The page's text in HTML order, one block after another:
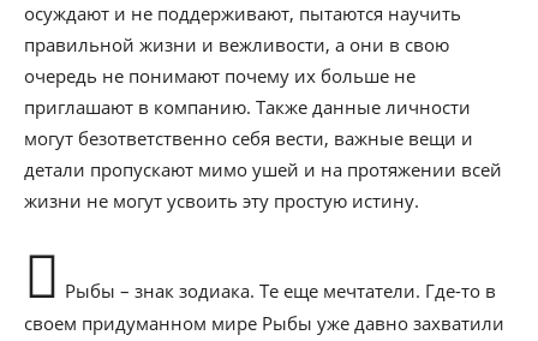
осуждают и не поддерживают, пытаются научить
правильной жизни и вежливости, а они в свою
очередь не понимают почему их больше не
приглашают в компанию. Также данные личности
могут безответственно себя вести, важные вещи и
детали пропускают мимо ушей и на протяжении всей
жизни не могут усвоить эту простую истину.
Рыбы – знак зодиака. Те еще мечтатели. Где-то в
своем придуманном мире Рыбы уже давно захватили